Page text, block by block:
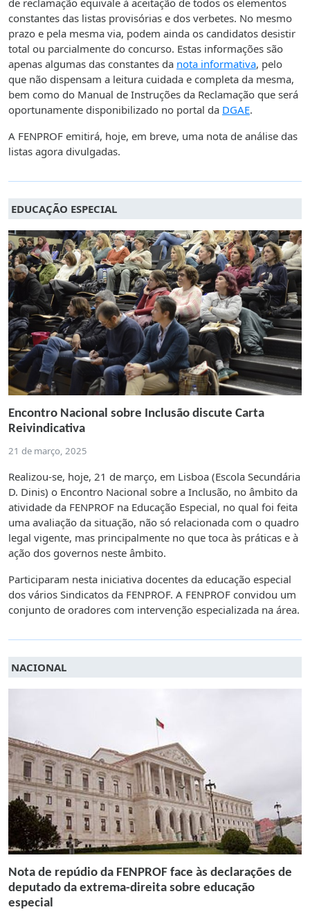
constantes das listas provisórias e dos verbetes. No mesmo
prazo e pela mesma via, podem ainda os candidatos desistir
total ou parcialmente do concurso. Estas informações são
apenas algumas das constantes da nota informativa, pelo
que não dispensam a leitura cuidada e completa da mesma,
bem como do Manual de Instruções da Reclamação que será
oportunamente disponibilizado no portal da DGAE.
A FENPROF emitirá, hoje, em breve, uma nota de análise das
listas agora divulgadas.
EDUCAÇÃO ESPECIAL
Encontro Nacional sobre Inclusão discute Carta
Reivindicativa
21 de março, 2025
Realizou-se, hoje, 21 de março, em Lisboa (Escola Secundária
D. Dinis) o Encontro Nacional sobre a Inclusão, no âmbito da
atividade da FENPROF na Educação Especial, no qual foi feita
uma avaliação da situação, não só relacionada com o quadro
legal vigente, mas principalmente no que toca às práticas e à
ação dos governos neste âmbito.
Participaram nesta iniciativa docentes da educação especial
dos vários Sindicatos da FENPROF. A FENPROF convidou um
conjunto de oradores com intervenção especializada na área.
NACIONAL
Nota de repúdio da FENPROF face às declarações de
deputado da extrema-direita sobre educação
especial